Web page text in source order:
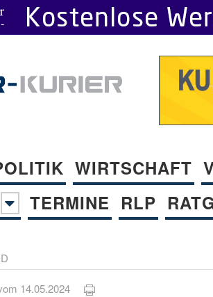
WIRTSCHAFT
TERMINE RLP
vom 14.05.2024